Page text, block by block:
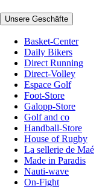
Unsere Geschäfte
Basket-Center
Daily Bikers
Direct Running
Direct-Volley
Espace Golf
Foot-Store
Galopp-Store
Golf and co
Handball-Store
House of Rugby
La sellerie de Maé
Made in Paradis
Nauti-wave
On-Fight